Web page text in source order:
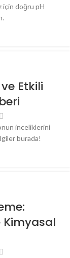
için doğru pH
Etkili
inceliklerini
burada!
Kimyasal